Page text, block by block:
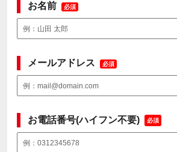
お名前 必須
メールアドレス 必須
お電話番号(ハイフン不要) 必須